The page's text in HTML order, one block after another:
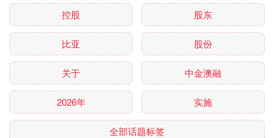
控股 股东
比亚 股份
关于 中金澳融
2026年 实施
全部话题标签